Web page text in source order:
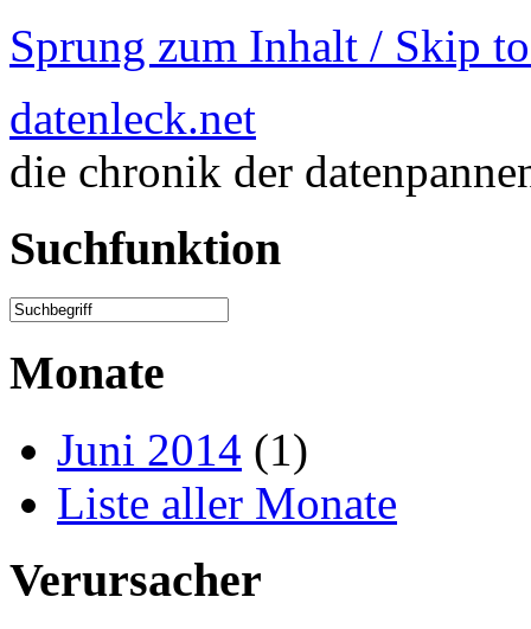
Sprung zum Inhalt / Skip
datenleck.net
die chronik der
Suchfunktion
Monate
Juni 2014 (1)
Liste aller Monate
Verursacher